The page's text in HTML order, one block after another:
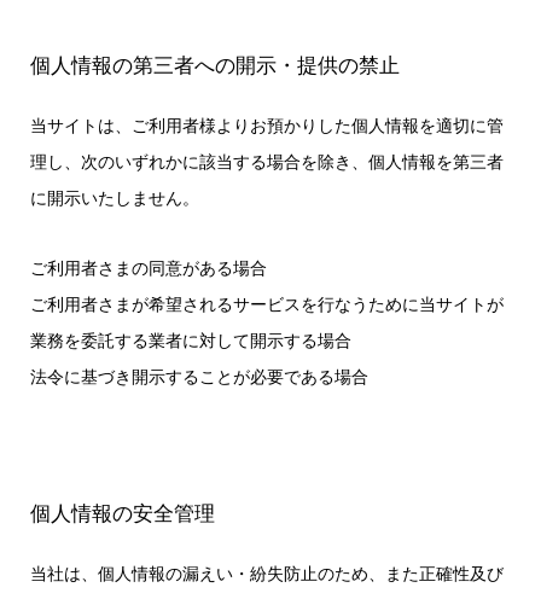
個人情報の第三者への開示・提供の禁止
当サイトは、ご利用者様よりお預かりした個人情報を適切に管
理し、次のいずれかに該当する場合を除き、個人情報を第三者
に開示いたしません。
ご利用者さまの同意がある場合
ご利用者さまが希望されるサービスを行なうために当サイトが
業務を委託する業者に対して開示する場合
法令に基づき開示することが必要である場合
個人情報の安全管理
当社は、個人情報の漏えい・紛失防止のため、また正確性及び